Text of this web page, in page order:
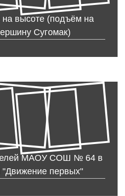
высоте (подъём на
Сугомак)
МАОУ СОШ № 64 в
первых"